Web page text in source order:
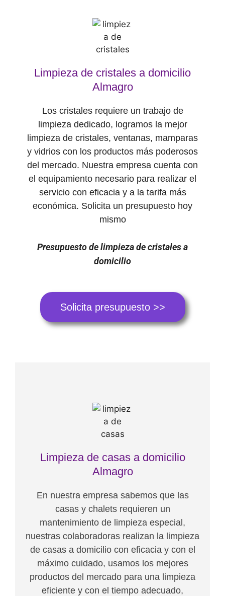
Limpieza de cristales a domicilio
Almagro
Los cristales requiere un trabajo de
limpieza dedicado, logramos la mejor
limpieza de cristales, ventanas, mamparas
y vidrios con los productos más poderosos
del mercado. Nuestra empresa cuenta con
el equipamiento necesario para realizar el
servicio con eficacia y a la tarifa más
económica. Solicita un presupuesto hoy
mismo
Presupuesto de limpieza de cristales a
domicilio
Solicita presupuesto >>
Limpieza de casas a domicilio
Almagro
En nuestra empresa sabemos que las
casas y chalets requieren un
mantenimiento de limpieza especial,
nuestras colaboradoras realizan la limpieza
de casas a domicilio con eficacia y con el
máximo cuidado, usamos los mejores
productos del mercado para una limpieza
eficiente y con el tiempo adecuado,